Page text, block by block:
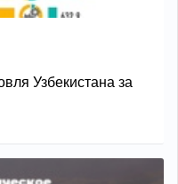
Узбекистана за